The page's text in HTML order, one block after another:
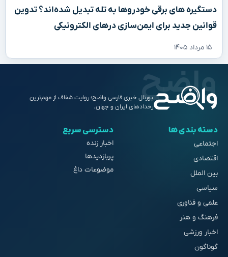
دستگیره‌ های برقی خودروها به تله تبدیل شده‌اند؟ تدوین
قوانین جدید برای ایمن‌سازی درهای الکترونیکی
۱۵ مرداد ۱۴۰۵
پورتال خبری فارسی واضح؛ روایت شفاف از مهم‌ترین
رخدادهای ایران و جهان.
دسته بندی ها
اجتماعی
اقتصادی
بین الملل
سیاسی
علمی و فناوری
فرهنگ و هنر
اخبار ورزشی
گوناگون
دسترسی سریع
اخبار زنده
پربازدیدها
موضوعات داغ